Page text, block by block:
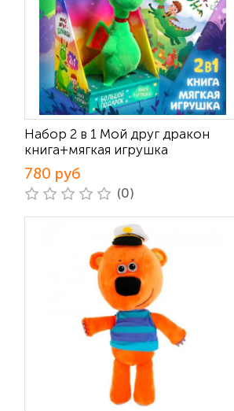
Набор 2 в 1 Мой друг дракон
книга+мягкая игрушка
780 руб
(0)